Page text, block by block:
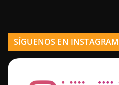
SÍGUENOS EN INSTAGRAM